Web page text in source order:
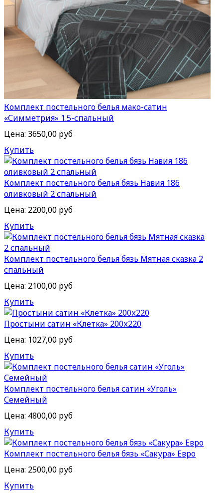
Комплект постельного белья мако-сатин
«Симметрия» 1.5-спальный
Цена: 3650,00 руб
Купить
Комплект постельного белья бязь Навия 186
оливковый 2 спальный
Цена: 2200,00 руб
Купить
Комплект постельного белья бязь Мятная сказка 2
спальный
Цена: 2100,00 руб
Купить
Простыни сатин «Клетка» 200х220
Цена: 1027,00 руб
Купить
Комплект постельного белья сатин «Уголь»
Семейный
Цена: 4800,00 руб
Купить
Комплект постельного белья бязь «Сакура» Евро
Цена: 2500,00 руб
Купить